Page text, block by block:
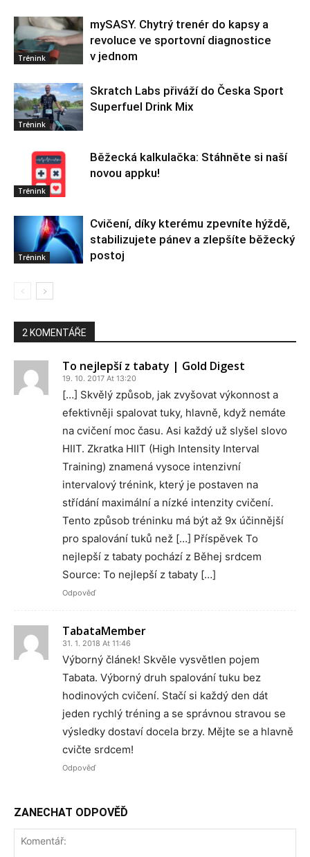
Trénink
mySASY. Chytrý trenér do kapsy a
revoluce ve sportovní diagnostice
v jednom
Trénink
Skratch Labs přiváží do Česka Sport
Superfuel Drink Mix
Trénink
Běžecká kalkulačka: Stáhněte si naší
novou appku!
Trénink
Cvičení, díky kterému zpevníte hýždě,
stabilizujete pánev a zlepšíte běžecký
postoj
2 KOMENTÁŘE
To nejlepší z tabaty | Gold Digest
19. 10. 2017 At 13:20
[…] Skvělý způsob, jak zvyšovat výkonnost a
efektivněji spalovat tuky, hlavně, když nemáte
na cvičení moc času. Asi každý už slyšel slovo
HIIT. Zkratka HIIT (High Intensity Interval
Training) znamená vysoce intenzivní
intervalový trénink, který je postaven na
střídání maximální a nízké intenzity cvičení.
Tento způsob tréninku má být až 9x účinnější
pro spalování tuků než […] Příspěvek To
nejlepší z tabaty pochází z Běhej srdcem
Source: To nejlepší z tabaty […]
Odpověď
TabataMember
31. 1. 2018 At 11:46
Výborný článek! Skvěle vysvětlen pojem
Tabata. Výborný druh spalování tuku bez
hodinových cvičení. Stačí si každý den dát
jeden rychlý tréning a se správnou stravou se
výsledky dostaví docela brzy. Mějte se a hlavně
cvičte srdcem!
Odpověď
ZANECHAT ODPOVĚĎ